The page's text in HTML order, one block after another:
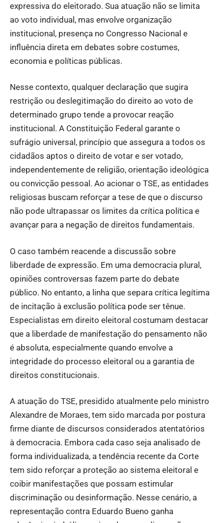
expressiva do eleitorado. Sua atuação não se limita
ao voto individual, mas envolve organização
institucional, presença no Congresso Nacional e
influência direta em debates sobre costumes,
economia e políticas públicas.
Nesse contexto, qualquer declaração que sugira
restrição ou deslegitimação do direito ao voto de
determinado grupo tende a provocar reação
institucional. A Constituição Federal garante o
sufrágio universal, princípio que assegura a todos os
cidadãos aptos o direito de votar e ser votado,
independentemente de religião, orientação ideológica
ou convicção pessoal. Ao acionar o TSE, as entidades
religiosas buscam reforçar a tese de que o discurso
não pode ultrapassar os limites da crítica política e
avançar para a negação de direitos fundamentais.
O caso também reacende a discussão sobre
liberdade de expressão. Em uma democracia plural,
opiniões controversas fazem parte do debate
público. No entanto, a linha que separa crítica legítima
de incitação à exclusão política pode ser tênue.
Especialistas em direito eleitoral costumam destacar
que a liberdade de manifestação do pensamento não
é absoluta, especialmente quando envolve a
integridade do processo eleitoral ou a garantia de
direitos constitucionais.
A atuação do TSE, presidido atualmente pelo ministro
Alexandre de Moraes, tem sido marcada por postura
firme diante de discursos considerados atentatórios
à democracia. Embora cada caso seja analisado de
forma individualizada, a tendência recente da Corte
tem sido reforçar a proteção ao sistema eleitoral e
coibir manifestações que possam estimular
discriminação ou desinformação. Nesse cenário, a
representação contra Eduardo Bueno ganha